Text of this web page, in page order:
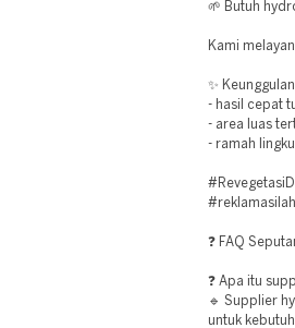
🌱 Butuh
Kami
✨
- hasil cepat
- area luas
- ramah
❓ FAQ
❓ Apa itu
🔹 Supplier
untuk